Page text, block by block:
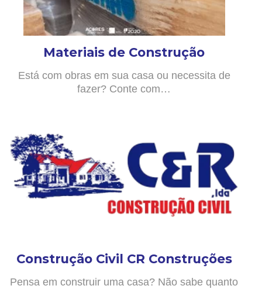
Materiais de Construção
Está com obras em sua casa ou necessita de
fazer? Conte com…
Construção Civil CR Construções
Pensa em construir uma casa? Não sabe quanto